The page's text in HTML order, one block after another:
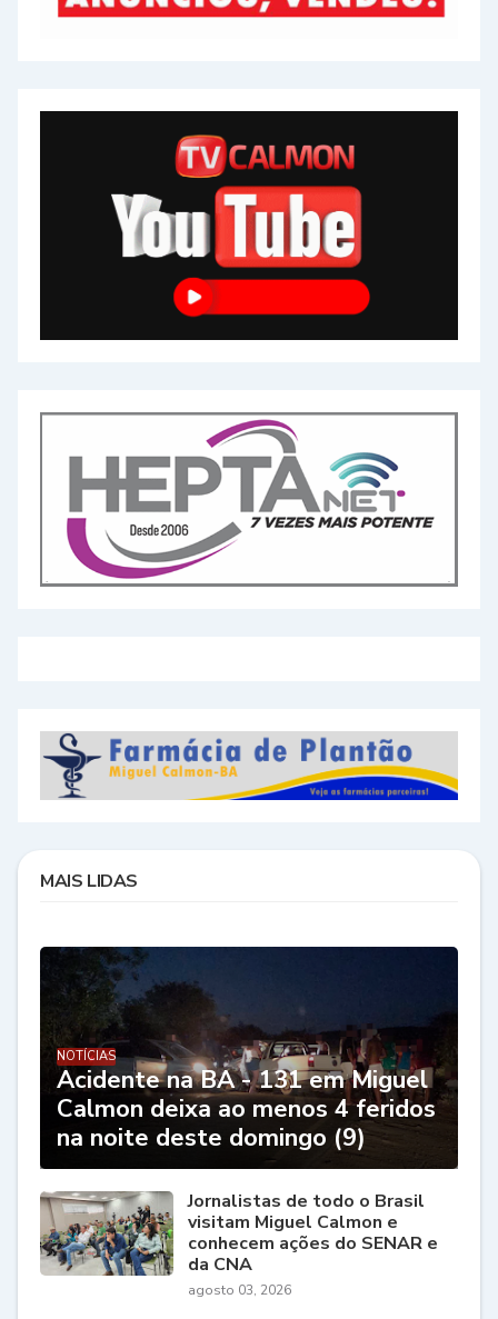
MAIS LIDAS
NOTÍCIAS
Acidente na BA - 131 em Miguel
Calmon deixa ao menos 4 feridos
na noite deste domingo (9)
Jornalistas de todo o Brasil
visitam Miguel Calmon e
conhecem ações do SENAR e
da CNA
agosto 03, 2026